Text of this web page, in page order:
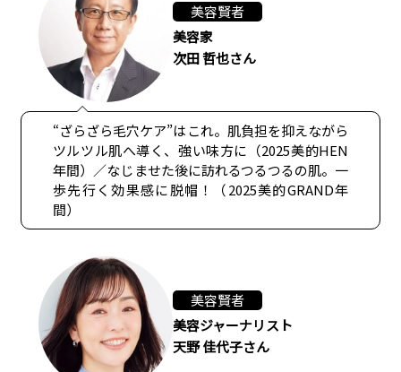
美容賢者
美容家
次田 哲也さん
“ざらざら毛穴ケア”はこれ。肌負担を抑えながら
ツルツル肌へ導く、強い味方に（2025美的HEN
年間）／なじませた後に訪れるつるつるの肌。一
歩先行く効果感に脱帽！（2025美的GRAND年
間）
美容賢者
美容ジャーナリスト
天野 佳代子さん